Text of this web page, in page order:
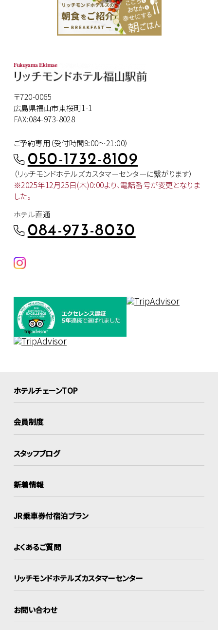
〒720-0065
広島県福山市東桜町1-1
FAX:084-973-8028
ご予約専用（受付時間9:00～21:00）
050-1732-8109
（リッチモンドホテルズカスタマーセンターに繋がります）
※2025年12月25日(木)0:00より、電話番号が変更となりま
した。
ホテル直通
084-973-8030
ホテルチェーンTOP
会員制度
スタッフブログ
新着情報
JR乗車券付宿泊プラン
よくあるご質問
リッチモンドホテルズカスタマーセンター
お問い合わせ